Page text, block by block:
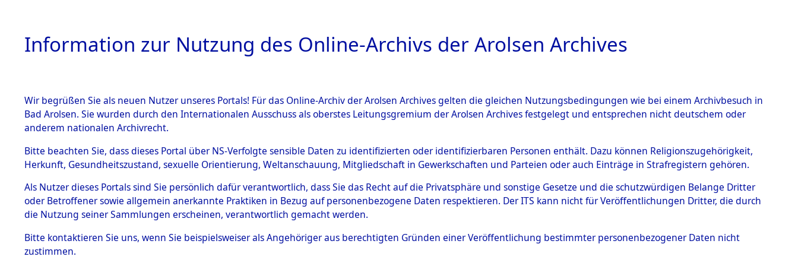
HOME BESTANDSBESCHREIBUNG ARCHIVALE ÜBERSICHT BILD
BESTÄNDE
Inhaftierungsdoku
mente
5. Verschiedenes
Todesmärsche
5.3.1 Alliierte
Auswertungen von Daten über unbekannte ausländische
Todesopfer und unbekannte Todesopfer aus
Konzentrationslagern und deren Grabstätten.→0004 (84610777)
→0112 (84610889)
Information zur Nutzung des Online-Archivs der Arolsen Archives
Wir begrüßen Sie als neuen Nutzer unseres Portals! Für das Online-Archiv der Arolsen Archives gelten die gleichen Nutzungsbedingungen wie bei einem Archivbesuch in
Bad Arolsen. Sie wurden durch den Internationalen Ausschuss als oberstes Leitungsgremium der Arolsen Archives festgelegt und entsprechen nicht deutschem oder
anderem nationalen Archivrecht.
Bitte beachten Sie, dass dieses Portal über NS-Verfolgte sensible Daten zu identifizierten oder identifizierbaren Personen enthält. Dazu können Religionszugehörigkeit,
Herkunft, Gesundheitszustand, sexuelle Orientierung, Weltanschauung, Mitgliedschaft in Gewerkschaften und Parteien oder auch Einträge in Strafregistern gehören.
Als Nutzer dieses Portals sind Sie persönlich dafür verantwortlich, dass Sie das Recht auf die Privatsphäre und sonstige Gesetze und die schutzwürdigen Belange Dritter
oder Betroffener sowie allgemein anerkannte Praktiken in Bezug auf personenbezogene Daten respektieren. Der ITS kann nicht für Veröffentlichungen Dritter, die durch
die Nutzung seiner Sammlungen erscheinen, verantwortlich gemacht werden.
Bitte kontaktieren Sie uns, wenn Sie beispielsweiser als Angehöriger aus berechtigten Gründen einer Veröffentlichung bestimmter personenbezogener Daten nicht
zustimmen.